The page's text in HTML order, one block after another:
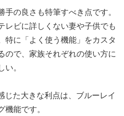
手の良さも特筆すべき点です。
レビに詳しくない妻や子供でも
特に「よく使う機能」をカスタ
ので、家族それぞれの使い方に
い。
じた大きな利点は、ブルーレイ
機能です。